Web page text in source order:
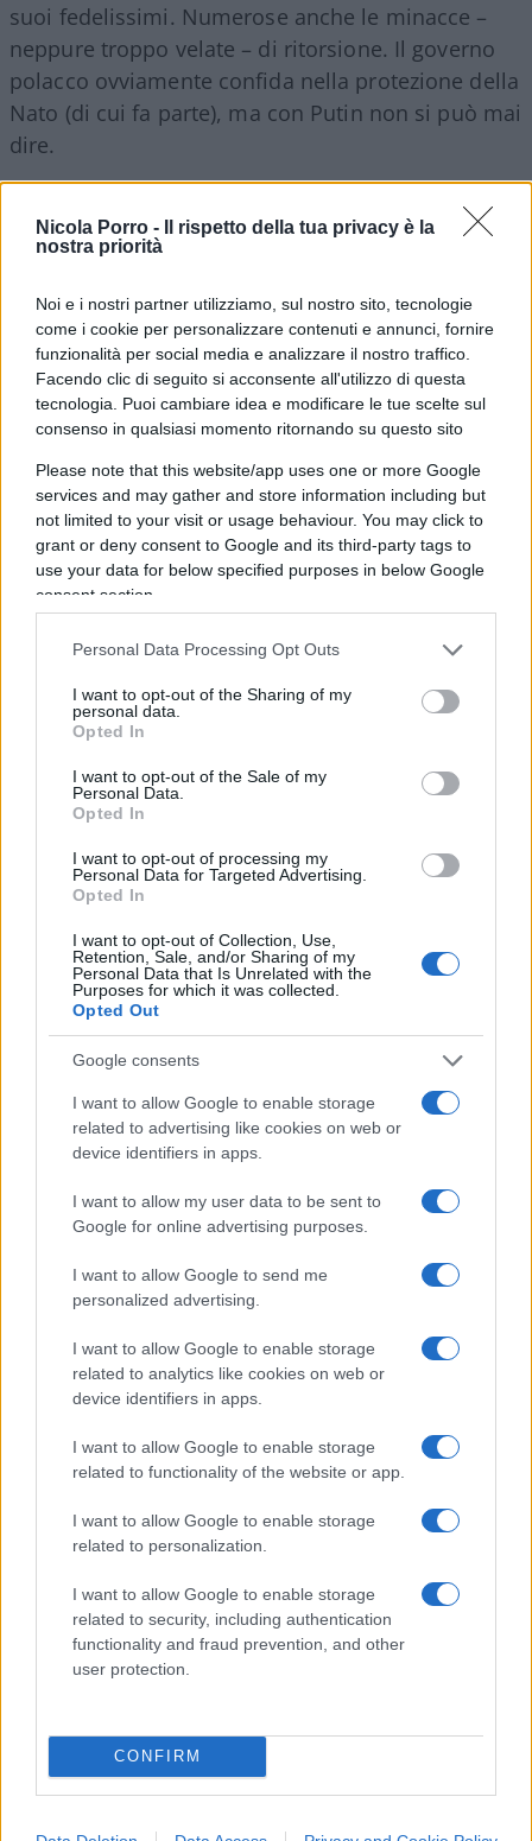
Nicola Porro -
Il rispetto della tua privacy è la
nostra priorità
Noi e i nostri partner utilizziamo, sul nostro sito, tecnologie
come i cookie per personalizzare contenuti e annunci, fornire
funzionalità per social media e analizzare il nostro traffico.
Facendo clic di seguito si acconsente all'utilizzo di questa
tecnologia. Puoi cambiare idea e modificare le tue scelte sul
consenso in qualsiasi momento ritornando su questo sito
Please note that this website/app uses one or more Google
services and may gather and store information including but
not limited to your visit or usage behaviour. You may click to
grant or deny consent to Google and its third-party tags to
use your data for below specified purposes in below Google
consent section.
Personal Data Processing Opt Outs
I want to opt-out of the Sharing of my
personal data.
Opted In
I want to opt-out of the Sale of my
Personal Data.
Opted In
I want to opt-out of processing my
Personal Data for Targeted Advertising.
Opted In
I want to opt-out of Collection, Use,
Retention, Sale, and/or Sharing of my
Personal Data that Is Unrelated with the
Purposes for which it was collected.
Opted Out
Google consents
I want to allow Google to enable storage
related to advertising like cookies on web or
device identifiers in apps.
I want to allow my user data to be sent to
Google for online advertising purposes.
I want to allow Google to send me
personalized advertising.
I want to allow Google to enable storage
related to analytics like cookies on web or
device identifiers in apps.
I want to allow Google to enable storage
related to functionality of the website or app.
I want to allow Google to enable storage
related to personalization.
I want to allow Google to enable storage
related to security, including authentication
functionality and fraud prevention, and other
user protection.
CONFIRM
suoi fedelissimi. Numerose anche le minacce –
neppure troppo velate – di ritorsione. Il governo
polacco ovviamente confida nella protezione della
Nato (di cui fa parte), ma con Putin non si può mai
dire.
Si rammenterà, infatti, che i russi scatenarono un
dell’Ucraina occidentale, proprio mentre il
presidente UsaJoe Bidenera in visita ufficiale a
Varsavia. In quell’occasione disse ai cittadini
polacchi di non avere paura e di non farsi
intimidire. Appello nobile ma pressoché inutile,
considerato il loro atteggiamento verso i profughi.
Del resto mi è stato detto che le lingue polacca e
ucraina sono molto simili, e tali da favorire
facilmente la comprensione reciproca, anche se la
prima usa i caratteri latini e la seconda quelli
interazione.
Tuttavia, per capire sul serio
rammentare l’inimicizia secolare tra Mosca e
Varsavia, aumentata a dismisura quando la
Polonia divenne uno dei tanti Paesi-satellite della
ex Urss, nonché membro del Patto di Varsavia.
La capitale polacca conserva ancora
testimonianze notevoli dell’era sovietica. La più
nota è il “Palazzo della Cultura e della Scienza”,
“dono” di Josif Stalin al popolo polacco. Alto 237
metri e con 42 piani, domina tuttora la
Varsavia. Il dittatore voleva che fosse un segno
tangibile dell’amicizia perenne tra i due popoli.
Inutile dire che i polacchi non gradirono, anche se
poi lo hanno reso oggetto di attrazione turistica.
Se inoltre visitate l’area centrale dove sorgeva il
Ghetto ebraico, raso al suolo dai nazisti, lo
troverete occupato da file interminabili di
sovietico. Analoghi a edifici che si trovano anche a
Bucarest, Praga e altre capitali degli ex Paesi
satelliti.
In questo caso, però, a differenza del “Palazzo
smantellarli per sostituirli con edifici più moderni
e che, soprattutto, non richiamino alla mente il
periodo del “socialismo reale”.